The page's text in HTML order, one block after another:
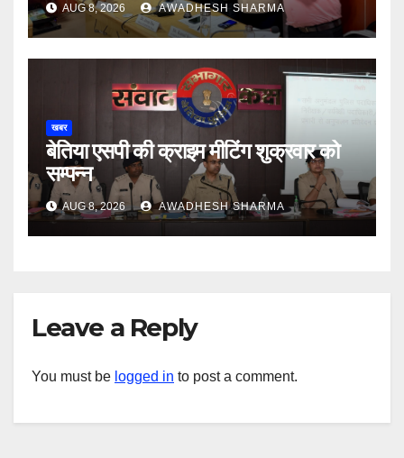
AUG 8, 2026 AWADHESH SHARMA
खबर
बेतिया एसपी की क्राइम मीटिंग शुक्रवार को
सम्पन्न
AUG 8, 2026 AWADHESH SHARMA
Leave a Reply
You must be logged in to post a comment.